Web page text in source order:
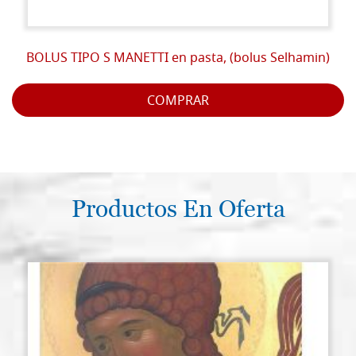
BOLUS TIPO S MANETTI en pasta, (bolus Selhamin)
COMPRAR
Productos En Oferta